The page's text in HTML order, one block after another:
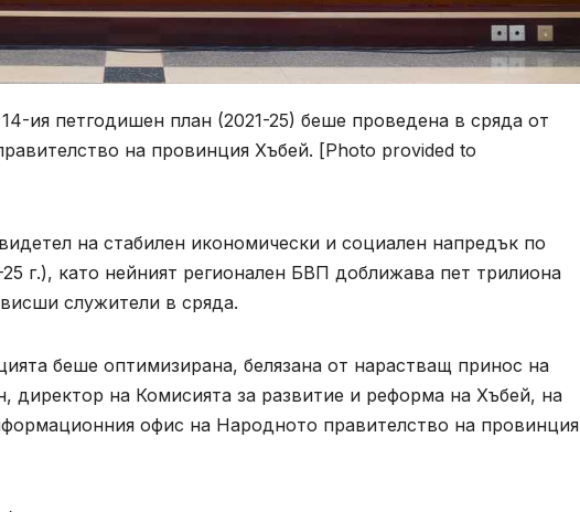
ия петгодишен план (2021-25) беше проведена в сряда от
на провинция Хъбей. [Photo provided to
на стабилен икономически и социален напредък по
г.), като нейният регионален БВП доближава пет трилиона
служители в сряда.
беше оптимизирана, белязана от нарастващ принос на
директор на Комисията за развитие и реформа на Хъбей, на
офис на Народното правителство на провинция